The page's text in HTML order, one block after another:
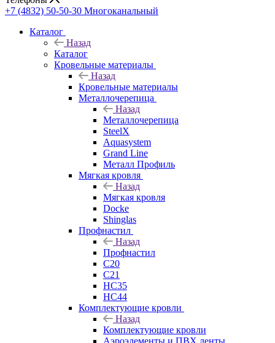
+7 (4832) 50-50-30 Многоканальный
Каталог
Назад
Каталог
Кровельные материалы
Назад
Кровельные материалы
Металлочерепица
Назад
Металлочерепица
SteelX
Aquasystem
Grand Line
Металл Профиль
Мягкая кровля
Назад
Мягкая кровля
Docke
Shinglas
Профнастил
Назад
Профнастил
C20
C21
НС35
НС44
Комплектующие кровли
Назад
Комплектующие кровли
Аэроэлементы и ПВХ ленты